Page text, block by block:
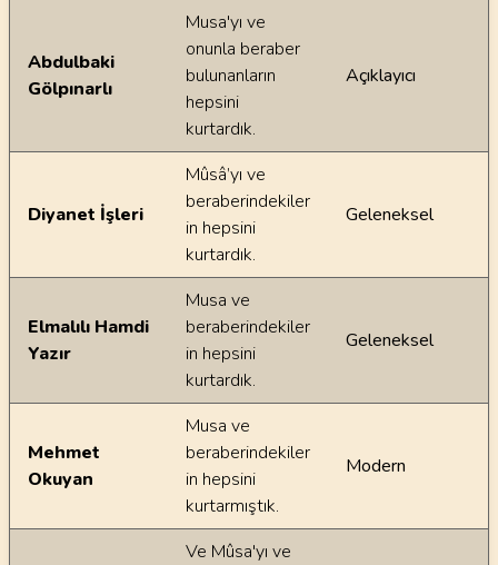
Ayetin meallerindeki dilsel farklılıklar
Abdulbaki
Gölpınarlı
Musa'yı ve
onunla beraber
bulunanların
hepsini
kurtardık.
Açıklayıcı
Diyanet İşleri
Mûsâ’yı ve
beraberindekiler
in hepsini
kurtardık.
Geleneksel
Elmalılı Hamdi
Yazır
Musa ve
beraberindekiler
in hepsini
kurtardık.
Geleneksel
Mehmet
Okuyan
Musa ve
beraberindekiler
in hepsini
kurtarmıştık.
Modern
Ve Mûsa'yı ve